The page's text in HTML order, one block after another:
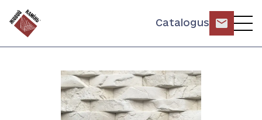
Catalogus